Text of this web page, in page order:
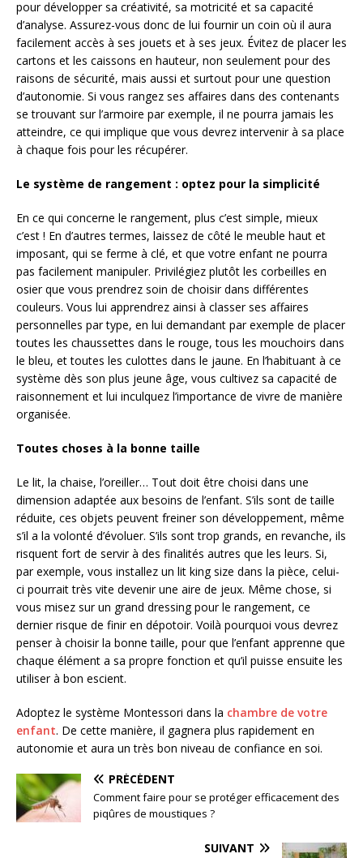
pour développer sa créativité, sa motricité et sa capacité
d’analyse. Assurez-vous donc de lui fournir un coin où il aura
facilement accès à ses jouets et à ses jeux. Évitez de placer les
cartons et les caissons en hauteur, non seulement pour des
raisons de sécurité, mais aussi et surtout pour une question
d’autonomie. Si vous rangez ses affaires dans des contenants
se trouvant sur l’armoire par exemple, il ne pourra jamais les
atteindre, ce qui implique que vous devrez intervenir à sa place
à chaque fois pour les récupérer.
Le système de rangement : optez pour la simplicité
En ce qui concerne le rangement, plus c’est simple, mieux
c’est ! En d’autres termes, laissez de côté le meuble haut et
imposant, qui se ferme à clé, et que votre enfant ne pourra
pas facilement manipuler. Privilégiez plutôt les corbeilles en
osier que vous prendrez soin de choisir dans différentes
couleurs. Vous lui apprendrez ainsi à classer ses affaires
personnelles par type, en lui demandant par exemple de placer
toutes les chaussettes dans le rouge, tous les mouchoirs dans
le bleu, et toutes les culottes dans le jaune. En l’habituant à ce
système dès son plus jeune âge, vous cultivez sa capacité de
raisonnement et lui inculquez l’importance de vivre de manière
organisée.
Toutes choses à la bonne taille
Le lit, la chaise, l’oreiller… Tout doit être choisi dans une
dimension adaptée aux besoins de l’enfant. S’ils sont de taille
réduite, ces objets peuvent freiner son développement, même
s’il a la volonté d’évoluer. S’ils sont trop grands, en revanche, ils
risquent fort de servir à des finalités autres que les leurs. Si,
par exemple, vous installez un lit king size dans la pièce, celui-
ci pourrait très vite devenir une aire de jeux. Même chose, si
vous misez sur un grand dressing pour le rangement, ce
dernier risque de finir en dépotoir. Voilà pourquoi vous devrez
penser à choisir la bonne taille, pour que l’enfant apprenne que
chaque élément a sa propre fonction et qu’il puisse ensuite les
utiliser à bon escient.
Adoptez le système Montessori dans la chambre de votre
enfant. De cette manière, il gagnera plus rapidement en
autonomie et aura un très bon niveau de confiance en soi.
PRÉCÉDENT
Comment faire pour se protéger efficacement des
piqûres de moustiques ?
SUIVANT